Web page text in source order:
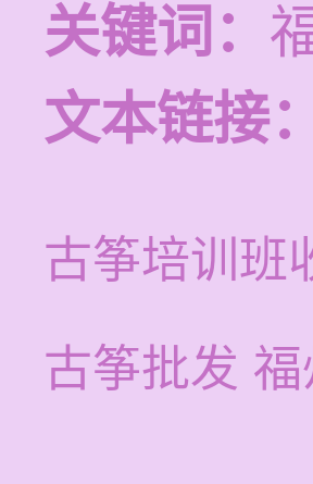
关键词：
文本链接：
古筝培训班
古筝批发